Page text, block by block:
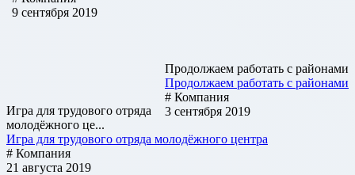
9 сентября 2019
Продолжаем работать с районами
Продолжаем работать с районами
# Компания
3 сентября 2019
Игра для трудового отряда
молодёжного це...
Игра для трудового отряда молодёжного центра
# Компания
21 августа 2019